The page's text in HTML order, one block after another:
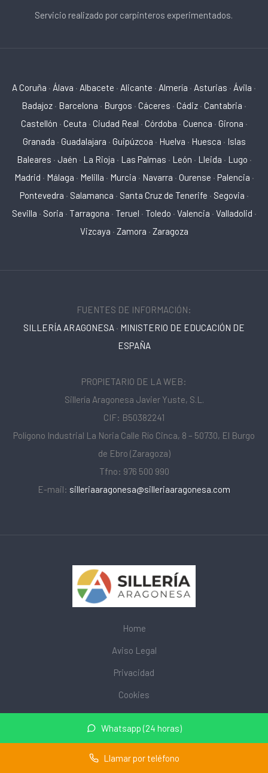
Whatsapp (24 horas)
Llamar por teléfono
Servicio realizado por carpinteros experimentados.
A Coruña · Álava · Albacete · Alicante · Almería · Asturias · Ávila ·
Badajoz · Barcelona · Burgos · Cáceres · Cádiz · Cantabria ·
Castellón · Ceuta · Ciudad Real · Córdoba · Cuenca · Girona ·
Granada · Guadalajara · Guipúzcoa · Huelva · Huesca · Islas
Baleares · Jaén · La Rioja · Las Palmas · León · Lleida · Lugo ·
Madrid · Málaga · Melilla · Murcia · Navarra · Ourense · Palencia ·
Pontevedra · Salamanca · Santa Cruz de Tenerife · Segovia ·
Sevilla · Soria · Tarragona · Teruel · Toledo · Valencia · Valladolid ·
Vizcaya · Zamora · Zaragoza
FUENTES DE INFORMACIÓN:
SILLERÍA ARAGONESA · MINISTERIO DE EDUCACIÓN DE
ESPAÑA
PROPIETARIO DE LA WEB:
Sillería Aragonesa Javier Yuste, S.L.
CIF: B50382241
Polígono Industrial La Noria Calle Río Cinca, 8 – 50730, El Burgo
de Ebro (Zaragoza)
Tfno: 976 500 990
E-mail: silleriaaragonesa@silleriaaragonesa.com
Home
Aviso Legal
Privacidad
Cookies
© 2026 mobiliarioescolar.site · Web de mobiliario escolar cerca